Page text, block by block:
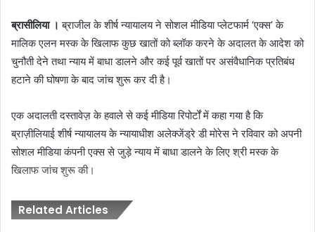
ब्रासीलिया । ब्राजील के शीर्ष न्यायालय ने सोशल मीडिया प्लेटफार्म ‘एक्स’ के
मालिक एलन मस्क के खिलाफ कुछ खातों को ब्लॉक करने के अदालत के आदेश को
चुनौती देने तथा न्याय में बाधा डालने और कई पूर्व खातों पर असंवैधानिक प्रतिबंध
हटाने की घोषणा के बाद जांच शुरू कर दी है।
एक अदालती दस्तावेज़ के हवाले से कई मीडिया रिपोर्टों में कहा गया है कि
ब्राज़ीलियाई शीर्ष न्यायालय के न्यायाधीश अलेक्जेंड्रे डी मोरेस ने रविवार को अपनी
सोशल मीडिया कंपनी एक्स से जुड़े न्याय में बाधा डालने के लिए श्री मस्क के
खिलाफ जांच शुरू की।
Related Articles